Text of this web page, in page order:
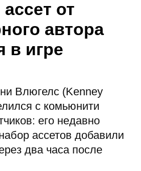
от
автора
в игре
Влюгелс (Kenney
с комьюнити
его недавно
ассетов добавили
два часа после